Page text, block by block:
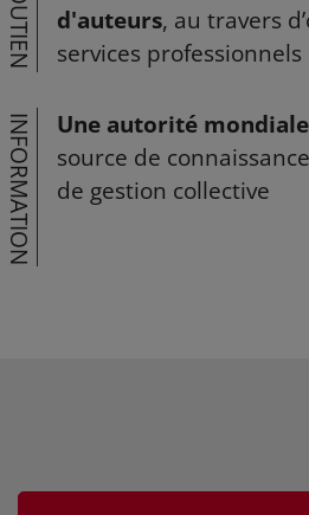
SOUTIEN
d'auteurs, au travers
services professionnels
INFORMATION Une autorité
source de
de gestion collective